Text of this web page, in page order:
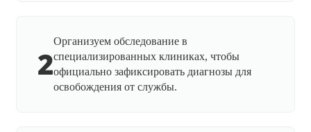
2
Организуем обследование в
специализированных клиниках, чтобы
официально зафиксировать диагнозы для
освобождения от службы.